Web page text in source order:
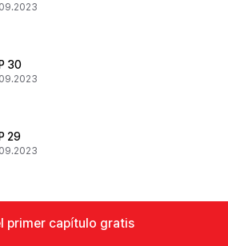
30
29
primer capítulo gratis